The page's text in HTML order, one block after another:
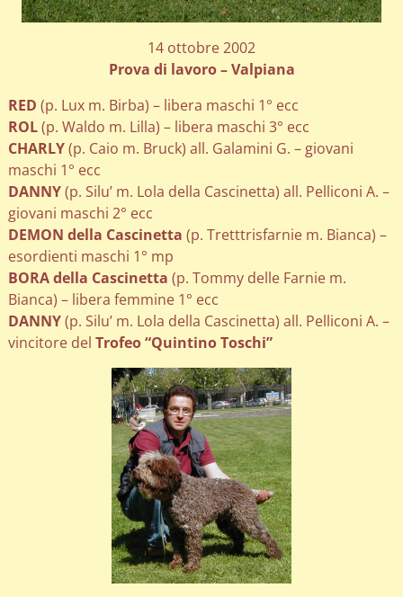
14 ottobre 2002
Prova di lavoro – Valpiana
RED (p. Lux m. Birba) – libera maschi 1° ecc
ROL(p. Waldo m. Lilla) – libera maschi 3° ecc
CHARLY(p. Caio m. Bruck) all. Galamini G. – giovani
maschi 1° ecc
DANNY(p. Silu’ m. Lola della Cascinetta) all. Pelliconi A. –
giovani maschi 2° ecc
DEMON della Cascinetta (p. Tretttrisfarnie m. Bianca) –
esordienti maschi 1° mp
BORA della Cascinetta (p. Tommy delle Farnie m.
Bianca) – libera femmine 1° ecc
DANNY(p. Silu’ m. Lola della Cascinetta) all. Pelliconi A. –
vincitore del Trofeo “Quintino Toschi”